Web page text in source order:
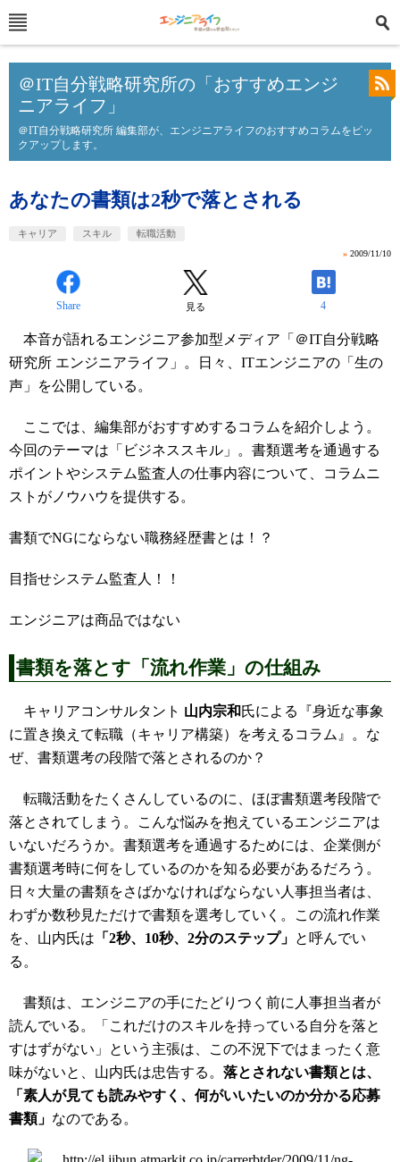
＠IT自分戦略研究所の「おすすめエンジ
ニアライフ」
＠IT自分戦略研究所 編集部が、エンジニアライフのおすすめコラムをピッ
クアップします。
あなたの書類は2秒で落とされる
キャリア スキル 転職活動
» 2009/11/10
Share 見る 4
本音が語れるエンジニア参加型メディア「＠IT自分戦略
研究所 エンジニアライフ」。日々、ITエンジニアの「生の
声」を公開している。
ここでは、編集部がおすすめするコラムを紹介しよう。
今回のテーマは「ビジネススキル」。書類選考を通過する
ポイントやシステム監査人の仕事内容について、コラムニ
ストがノウハウを提供する。
書類でNGにならない職務経歴書とは！？
目指せシステム監査人！！
エンジニアは商品ではない
書類を落とす「流れ作業」の仕組み
キャリアコンサルタント 山内宗和氏による『身近な事象
に置き換えて転職（キャリア構築）を考えるコラム』。な
ぜ、書類選考の段階で落とされるのか？
転職活動をたくさんしているのに、ほぼ書類選考段階で
落とされてしまう。こんな悩みを抱えているエンジニアは
いないだろうか。書類選考を通過するためには、企業側が
書類選考時に何をしているのかを知る必要があるだろう。
日々大量の書類をさばかなければならない人事担当者は、
わずか数秒見ただけで書類を選考していく。この流れ作業
を、山内氏は 「2秒、10秒、2分のステップ」 と呼んでい
る。
書類は、エンジニアの手にたどりつく前に人事担当者が
読んでいる。「これだけのスキルを持っている自分を落と
すはずがない」という主張は、この不況下ではまったく意
味がないと、山内氏は忠告する。 落とされない書類とは、
「素人が見ても読みやすく、何がいいたいのか分かる応募
書類」 なのである。